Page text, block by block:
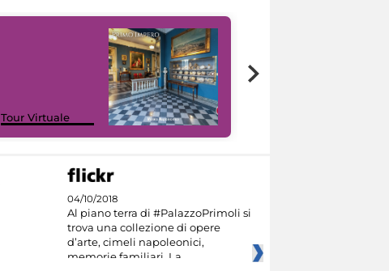
Tour Virtuale
04/10/2018
Al piano terra di #PalazzoPrimoli si
trova una collezione di opere
d’arte, cimeli napoleonici,
memorie familiari. La